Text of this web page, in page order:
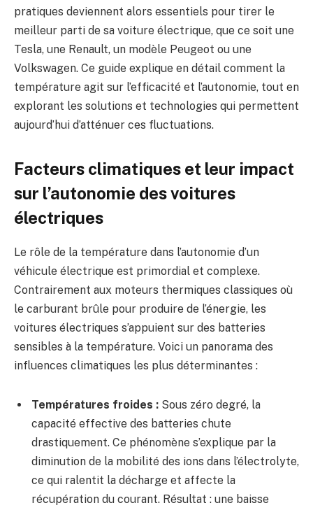
pratiques deviennent alors essentiels pour tirer le
meilleur parti de sa voiture électrique, que ce soit une
Tesla, une Renault, un modèle Peugeot ou une
Volkswagen. Ce guide explique en détail comment la
température agit sur l’efficacité et l’autonomie, tout en
explorant les solutions et technologies qui permettent
aujourd’hui d’atténuer ces fluctuations.
Facteurs climatiques et leur impact
sur l’autonomie des voitures
électriques
Le rôle de la température dans l’autonomie d’un
véhicule électrique est primordial et complexe.
Contrairement aux moteurs thermiques classiques où
le carburant brûle pour produire de l’énergie, les
voitures électriques s’appuient sur des batteries
sensibles à la température. Voici un panorama des
influences climatiques les plus déterminantes :
Températures froides : Sous zéro degré, la
capacité effective des batteries chute
drastiquement. Ce phénomène s’explique par la
diminution de la mobilité des ions dans l’électrolyte,
ce qui ralentit la décharge et affecte la
récupération du courant. Résultat : une baisse